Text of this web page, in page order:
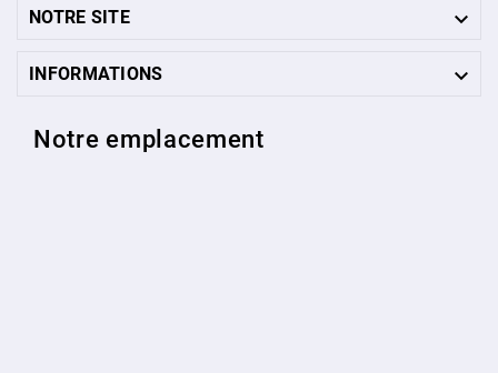
NOTRE SITE 
INFORMATIONS 
Notre emplacement